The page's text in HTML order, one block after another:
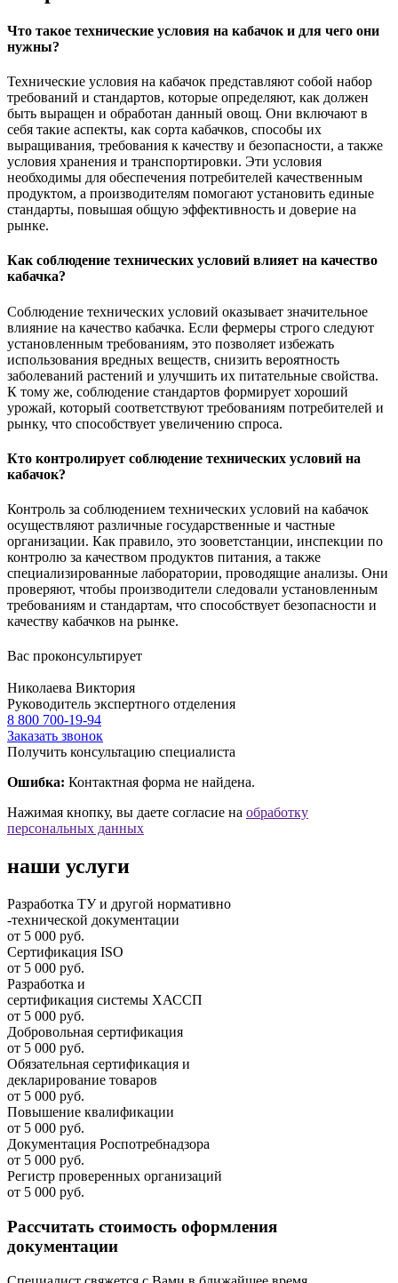
Что такое технические условия на кабачок и для чего они
нужны?
Технические условия на кабачок представляют собой набор
требований и стандартов, которые определяют, как должен
быть выращен и обработан данный овощ. Они включают в
себя такие аспекты, как сорта кабачков, способы их
выращивания, требования к качеству и безопасности, а также
условия хранения и транспортировки. Эти условия
необходимы для обеспечения потребителей качественным
продуктом, а производителям помогают установить единые
стандарты, повышая общую эффективность и доверие на
рынке.
Как соблюдение технических условий влияет на качество
кабачка?
Соблюдение технических условий оказывает значительное
влияние на качество кабачка. Если фермеры строго следуют
установленным требованиям, это позволяет избежать
использования вредных веществ, снизить вероятность
заболеваний растений и улучшить их питательные свойства.
К тому же, соблюдение стандартов формирует хороший
урожай, который соответствуют требованиям потребителей и
рынку, что способствует увеличению спроса.
Кто контролирует соблюдение технических условий на
кабачок?
Контроль за соблюдением технических условий на кабачок
осуществляют различные государственные и частные
организации. Как правило, это зооветстанции, инспекции по
контролю за качеством продуктов питания, а также
специализированные лаборатории, проводящие анализы. Они
проверяют, чтобы производители следовали установленным
требованиям и стандартам, что способствует безопасности и
качеству кабачков на рынке.
Вас проконсультирует
Николаева Виктория
Руководитель экспертного отделения
8 800 700-19-94
Заказать звонок
Получить консультацию специалиста
Ошибка: Контактная форма не найдена.
Нажимая кнопку, вы даете согласие на обработку
персональных данных
наши услуги
Разработка ТУ и другой нормативно
-технической документации
от 5 000 руб.
Сертификация ISO
от 5 000 руб.
Разработка и
cертификация системы ХАССП
от 5 000 руб.
Добровольная сертификация
от 5 000 руб.
Обязательная сертификация и
декларирование товаров
от 5 000 руб.
Повышение квалификации
от 5 000 руб.
Документация Роспотребнадзора
от 5 000 руб.
Регистр проверенных организаций
от 5 000 руб.
Рассчитать стоимость оформления
документации